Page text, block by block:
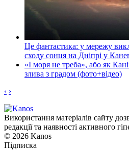
Це фантастика: у мережу
сходу сонця на Дніпрі у
«І моря не треба», або як
злива з градом (фото+відео)
‹ ›
Використання матеріалів сайту
редакції та наявності активного
© 2026 Kanos
Підписка